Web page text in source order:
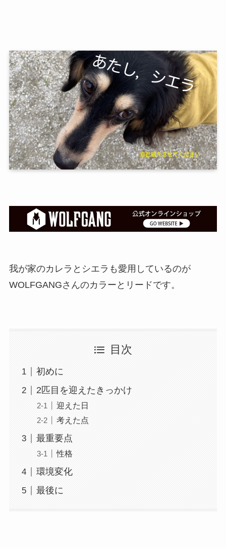
我が家のカレラとシエラも愛用しているのが
WOLFGANGさんのカラーとリードです。
目次
初めに
2匹目を迎えたきっかけ
迎えた日
考えた点
最重要点
性格
環境変化
最後に